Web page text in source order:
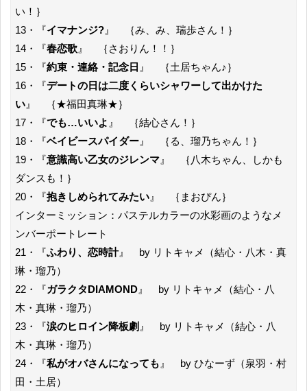
い！｝
13・『イマナンジ? 』 ｛み、み、瑞歩さん！｝
14・『春恋歌 』 ｛さおりん！！｝
15・『約束・連絡・記念日 』 ｛土居ちゃん♪｝
16・『デートの日は二度くらいシャワーして出かけた
い 』 ｛★福田真琳★｝
17・『でも…いいよ 』 ｛結心さん！｝
18・『ベイビースパイダー 』 ｛る、瑠乃ちゃん！｝
19・『意識高い乙女のジレンマ 』 ｛八木ちゃん、しかも
ダンスも！｝
20・『抱きしめられてみたい 』 ｛まおぴん｝
インターミッション：パステルカラーの水彩画のようなメ
ンバーポートレート
21・『ふわり、恋時計』 by リトキャメ（結心・八木・真
琳・瑠乃）
22・『ガラクタDIAMOND 』 by リトキャメ（結心・八
木・真琳・瑠乃）
23・『涙のヒロイン降板劇 』 by リトキャメ（結心・八
木・真琳・瑠乃）
24・『私がオバさんになっても 』 by ひなーず（泉羽・村
田・土居）